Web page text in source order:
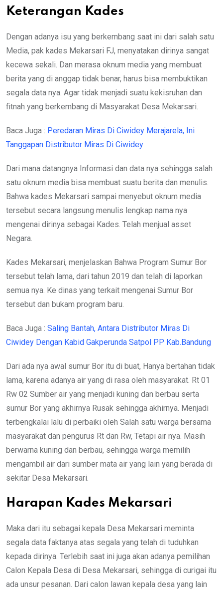
Keterangan Kades
Dengan adanya isu yang berkembang saat ini dari salah satu
Media, pak kades Mekarsari FJ, menyatakan dirinya sangat
kecewa sekali. Dan merasa oknum media yang membuat
berita yang di anggap tidak benar, harus bisa membuktikan
segala data nya. Agar tidak menjadi suatu kekisruhan dan
fitnah yang berkembang di Masyarakat Desa Mekarsari.
Baca Juga : Peredaran Miras Di Ciwidey Merajarela, Ini
Tanggapan Distributor Miras Di Ciwidey
Dari mana datangnya Informasi dan data nya sehingga salah
satu oknum media bisa membuat suatu berita dan menulis.
Bahwa kades Mekarsari sampai menyebut oknum media
tersebut secara langsung menulis lengkap nama nya
mengenai dirinya sebagai Kades. Telah menjual asset
Negara.
Kades Mekarsari, menjelaskan Bahwa Program Sumur Bor
tersebut telah lama, dari tahun 2019 dan telah di laporkan
semua nya. Ke dinas yang terkait mengenai Sumur Bor
tersebut dan bukam program baru.
Baca Juga : Saling Bantah, Antara Distributor Miras Di
Ciwidey Dengan Kabid Gakperunda Satpol PP Kab.Bandung
Dari ada nya awal sumur Bor itu di buat, Hanya bertahan tidak
lama, karena adanya air yang di rasa oleh masyarakat. Rt 01
Rw 02 Sumber air yang menjadi kuning dan berbau serta
sumur Bor yang akhirnya Rusak sehingga akhirnya. Menjadi
terbengkalai lalu di perbaiki oleh Salah satu warga bersama
masyarakat dan pengurus Rt dan Rw, Tetapi air nya. Masih
berwarna kuning dan berbau, sehingga warga memilih
mengambil air dari sumber mata air yang lain yang berada di
sekitar Desa Mekarsari.
Harapan Kades Mekarsari
Maka dari itu sebagai kepala Desa Mekarsari meminta
segala data faktanya atas segala yang telah di tuduhkan
kepada dirinya. Terlebih saat ini juga akan adanya pemilihan
Calon Kepala Desa di Desa Mekarsari, sehingga di curigai itu
ada unsur pesanan. Dari calon lawan kepala desa yang lain